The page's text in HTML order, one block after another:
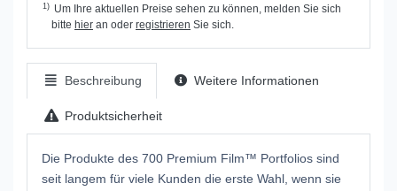
1) Um Ihre aktuellen Preise sehen zu können, melden Sie sich
bitte hier an oder registrieren Sie sich.
Beschreibung Weitere Informationen
Produktsicherheit
Die Produkte des 700 Premium Film™ Portfolios sind
seit langem für viele Kunden die erste Wahl, wenn sie